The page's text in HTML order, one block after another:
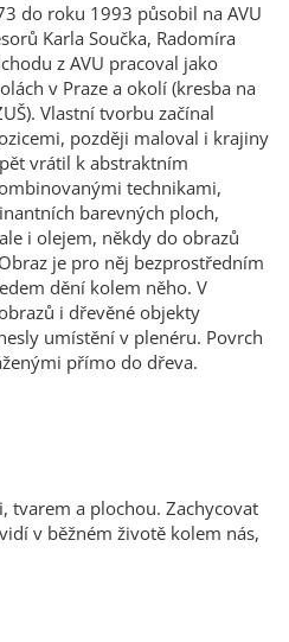
do roku 1993 působil na AVU
Karla Součka, Radomíra
z AVU pracoval jako
v Praze a okolí (kresba na
Vlastní tvorbu začínal
později maloval i krajiny
vrátil k abstraktním
technikami,
barevných ploch,
i olejem, někdy do obrazů
je pro něj bezprostředním
dění kolem něho. V
i dřevěné objekty
umístění v plenéru. Povrch
přímo do dřeva.
tvarem a plochou. Zachycovat
v běžném životě kolem nás,